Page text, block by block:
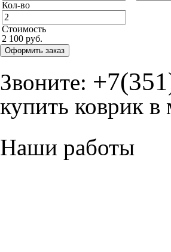
Кол-во
Стоимость
2 100 руб.
Оформить заказ
Звоните:
купить коврик
Наши работы